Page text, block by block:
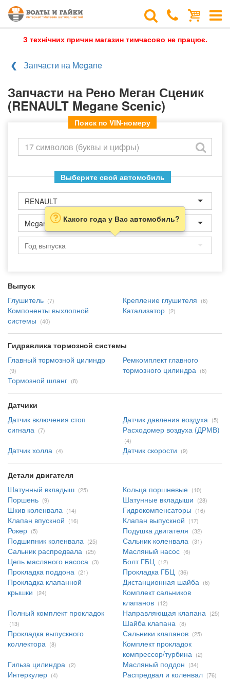
З технічних причин магазин тимчасово не працює.
Запчасти на Megane
Запчасти на Рено Меган Сценик
(RENAULT Megane Scenic)
Поиск по VIN-номеру
Выберите свой автомобиль
RENAULT
Megane ScenicКакого года у Вас автомобиль?
Выпуск
Глушитель (7) Крепление глушителя (6)
Компоненты выхлопной
системы (40)
Катализатор (2)
Гидравлика тормозной системы
Главный тормозной цилиндр
(9)
Ремкомплект главного
тормозного цилиндра (8)
Тормозной шланг (8)
Датчики
Датчик включения стоп
сигнала (7)
Датчик давления воздуха (5)
Расходомер воздуха (ДРМВ)
(4)
Датчик холла (4) Датчик скорости (9)
Детали двигателя
Шатунный вкладыш (25) Кольца поршневые (10)
Поршень (9) Шатунные вкладыши (28)
Шкив коленвала (14) Гидрокомпенсаторы (16)
Клапан впускной (16) Клапан выпускной (17)
Рокер (5) Подушка двигателя (32)
Подшипник коленвала (25) Сальник коленвала (31)
Сальник распредвала (25) Масляный насос (6)
Цепь масляного насоса (3) Болт ГБЦ (12)
Прокладка поддона (21) Прокладка ГБЦ (36)
Прокладка клапанной
крышки (24)
Дистанционная шайба (6)
Комплект сальников
клапанов (12)
Полный комплект прокладок
(13)
Направляющая клапана (25)
Шайба клапана (8)
Прокладка выпускного
коллектора (8)
Сальники клапанов (25)
Комплект прокладок
компрессор/турбина (2)
Гильза цилиндра (2) Масляный поддон (34)
Интеркулер (4) Распредвал и коленвал (76)